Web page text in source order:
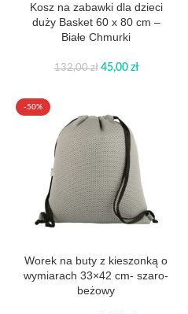
Kosz na zabawki dla dzieci
duży Basket 60 x 80 cm –
Białe Chmurki
132,00zł 45,00 zł
-50%
Worek na buty z kieszonką o
wymiarach 33×42 cm- szaro-
beżowy